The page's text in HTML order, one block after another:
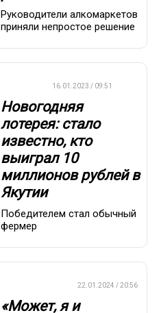
Руководители алкомаркетов
приняли непростое решение
16.01.2023 / 09:51
Новогодняя
лотерея: стало
известно, кто
выиграл 10
миллионов рублей в
Якутии
Победителем стал обычный
фермер
22.01.2024 / 20:56
«Может, я и